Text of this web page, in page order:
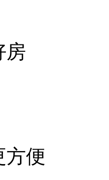
房
方便